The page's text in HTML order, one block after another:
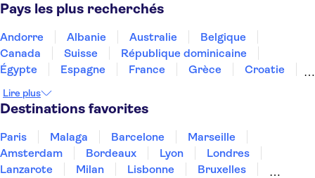
Pays les plus recherchés
Andorre Albanie Australie
Belgique
Canada
Suisse
République dominicaine
Égypte
Espagne France Grèce
Croatie
Thaïlande
Tunisie
Lire plus
Destinations favorites
Paris Malaga Barcelone
Marseille
Amsterdam
Bordeaux Lyon
Londres
Lanzarote
Milan Lisbonne
Bruxelles